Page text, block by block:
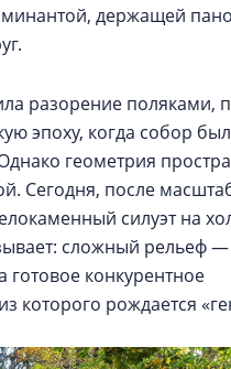
держащей
разорение поляками,
эпоху, когда собор был
геометрия
Сегодня, после
силуэт на
сложный рельеф —
готовое конкурентное
которого рождается